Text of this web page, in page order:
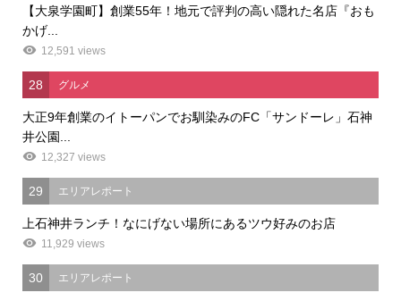
【大泉学園町】創業55年！地元で評判の高い隠れた名店『おも
かげ...
12,591 views
28 グルメ
大正9年創業のイトーパンでお馴染みのFC「サンドーレ」石神
井公園...
12,327 views
29 エリアレポート
上石神井ランチ！なにげない場所にあるツウ好みのお店
11,929 views
30 エリアレポート